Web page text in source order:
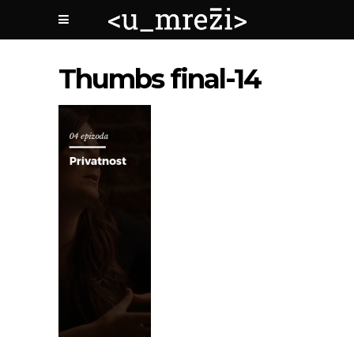
Thumbs final-14